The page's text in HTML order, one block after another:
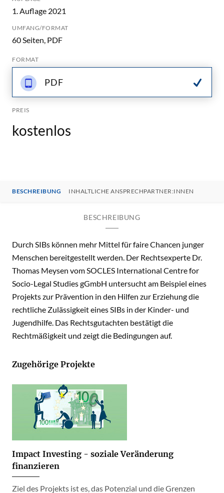
1. Auflage 2021
UMFANG/FORMAT
60 Seiten, PDF
FORMAT
PDF
PREIS
kostenlos
BESCHREIBUNG INHALTLICHE ANSPRECHPARTNER:INNEN
BESCHREIBUNG
Durch SIBs können mehr Mittel für faire Chancen junger
Menschen bereitgestellt werden. Der Rechtsexperte Dr.
Thomas Meysen vom SOCLES International Centre for
Socio-Legal Studies gGmbH untersucht am Beispiel eines
Projekts zur Prävention in den Hilfen zur Erziehung die
rechtliche Zulässigkeit eines SIBs in der Kinder- und
Jugendhilfe. Das Rechtsgutachten bestätigt die
Rechtmäßigkeit und zeigt die Bedingungen auf.
Zugehörige Projekte
Impact Investing - soziale Veränderung
finanzieren
Ziel des Projekts ist es, das Potenzial und die Grenzen